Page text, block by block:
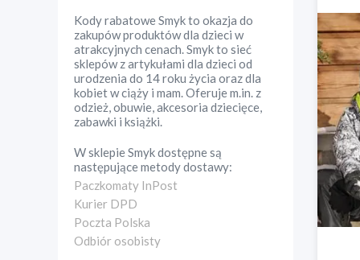
Kody rabatowe Smyk to okazja do
zakupów produktów dla dzieci w
atrakcyjnych cenach. Smyk to sieć
sklepów z artykułami dla dzieci od
urodzenia do 14 roku życia oraz dla
kobiet w ciąży i mam. Oferuje m.in. z
odzież, obuwie, akcesoria dziecięce,
zabawki i książki.
W sklepieSmykdostępne są
następujące metody dostawy:
Paczkomaty InPost
Kurier DPD
Poczta Polska
Odbiór osobisty